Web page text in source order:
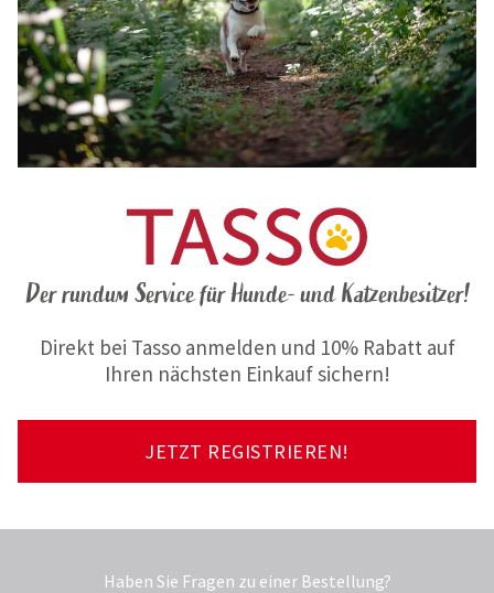
Der rundum Service für Hunde- und Katzenbesitzer!
Direkt bei Tasso anmelden und 10% Rabatt auf
Ihren nächsten Einkauf sichern!
JETZT REGISTRIEREN!
Haben Sie Fragen zu einer Bestellung?